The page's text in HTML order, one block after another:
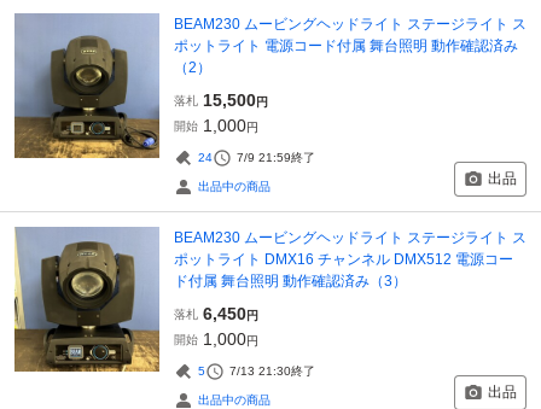
BEAM230 ムービングヘッドライト ステージライト ス
ポットライト 電源コード付属 舞台照明 動作確認済み
（2）
落札 15,500円
開始 1,000円
24 7/9 21:59終了
出品中の商品 出品
BEAM230 ムービングヘッドライト ステージライト ス
ポットライト DMX16 チャンネル DMX512 電源コー
ド付属 舞台照明 動作確認済み（3）
落札 6,450円
開始 1,000円
5 7/13 21:30終了
出品中の商品 出品